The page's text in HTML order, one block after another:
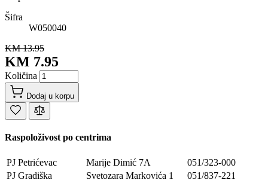
Šifra
W050040
KM 13.95
KM 7.95
Količina
Dodaj u korpu
Raspoloživost po centrima
PJ Petrićevac Marije Dimić 7A
051/323-000
PJ Gradiška
Svetozara Markovića 1
051/837-221